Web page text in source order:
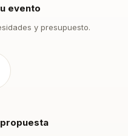
evento
y presupuesto.